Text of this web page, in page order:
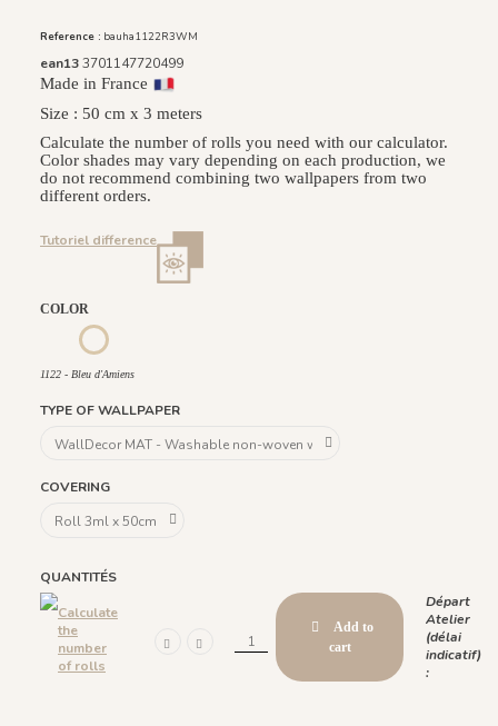
Reference : bauha1122R3WM
ean133701147720499
Made in France
Size : 50 cm x 3 meters
Calculate the number of rolls you need with our calculator.
Color shades may vary depending on each production, we
do not recommend combining two wallpapers from two
different orders.
Tutoriel difference
COLOR
1121 - Vert de Gris
1122 - Bleu d'Amiens
1122 - Bleu d'Amiens
TYPE OF WALLPAPER
COVERING
QUANTITÉS
Calculate
the
number
of rolls
Add to
cart
Départ
Atelier
(délai
indicatif)
: